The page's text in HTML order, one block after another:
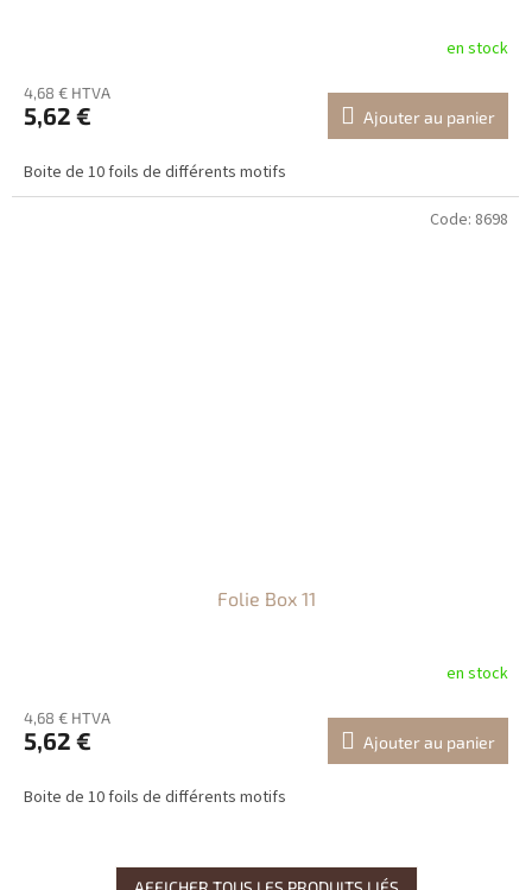
en stock
4,68 € HTVA
5,62 € Ajouter au panier
Boite de 10 foils de différents motifs
Folie Box 11
en stock
4,68 € HTVA
5,62 € Ajouter au panier
Boite de 10 foils de différents motifs
Code: 8698